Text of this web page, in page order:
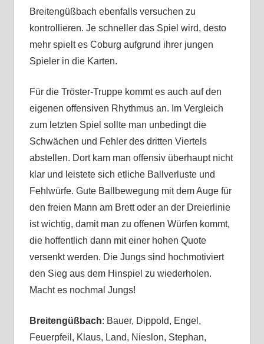
Breitengüßbach ebenfalls versuchen zu
kontrollieren. Je schneller das Spiel wird, desto
mehr spielt es Coburg aufgrund ihrer jungen
Spieler in die Karten.
Für die Tröster-Truppe kommt es auch auf den
eigenen offensiven Rhythmus an. Im Vergleich
zum letzten Spiel sollte man unbedingt die
Schwächen und Fehler des dritten Viertels
abstellen. Dort kam man offensiv überhaupt nicht
klar und leistete sich etliche Ballverluste und
Fehlwürfe. Gute Ballbewegung mit dem Auge für
den freien Mann am Brett oder an der Dreierlinie
ist wichtig, damit man zu offenen Würfen kommt,
die hoffentlich dann mit einer hohen Quote
versenkt werden. Die Jungs sind hochmotiviert
den Sieg aus dem Hinspiel zu wiederholen.
Macht es nochmal Jungs!
Breitengüßbach: Bauer, Dippold, Engel,
Feuerpfeil, Klaus, Land, Nieslon, Stephan,